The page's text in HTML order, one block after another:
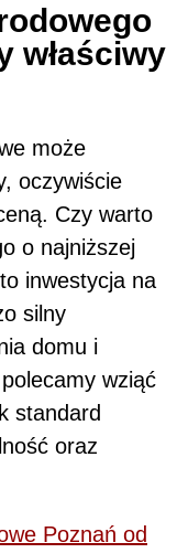
właściwy
może
oczywiście
Czy warto
o najniższej
inwestycja na
silny
domu i
wziąć
standard
oraz
Poznań od